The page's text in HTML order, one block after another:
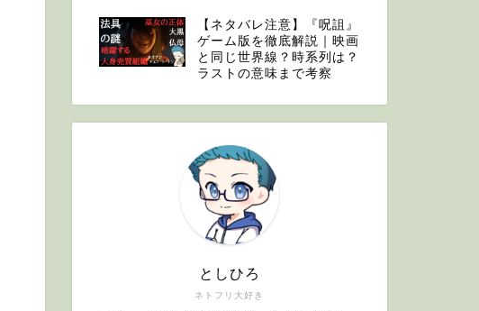
【ネタバレ注意】『呪詛』
ゲーム版を徹底解説｜映画
と同じ世界線？時系列は？
ラストの意味まで考察
ネトフリ大好き
としひろ